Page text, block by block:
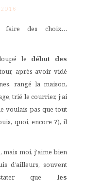
des choix…
le début des
après avoir vidé
rangé la maison,
trié le courrier, j’ai
voulais pas que tout
quoi, encore ?), il
mais moi, j’aime bien
d’ailleurs, souvent
que les